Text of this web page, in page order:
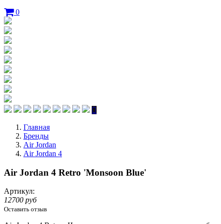
0
Главная
Бренды
Air Jordan
Air Jordan 4
Air Jordan 4 Retro 'Monsoon Blue'
Артикул:
12700 руб
Оставить отзыв